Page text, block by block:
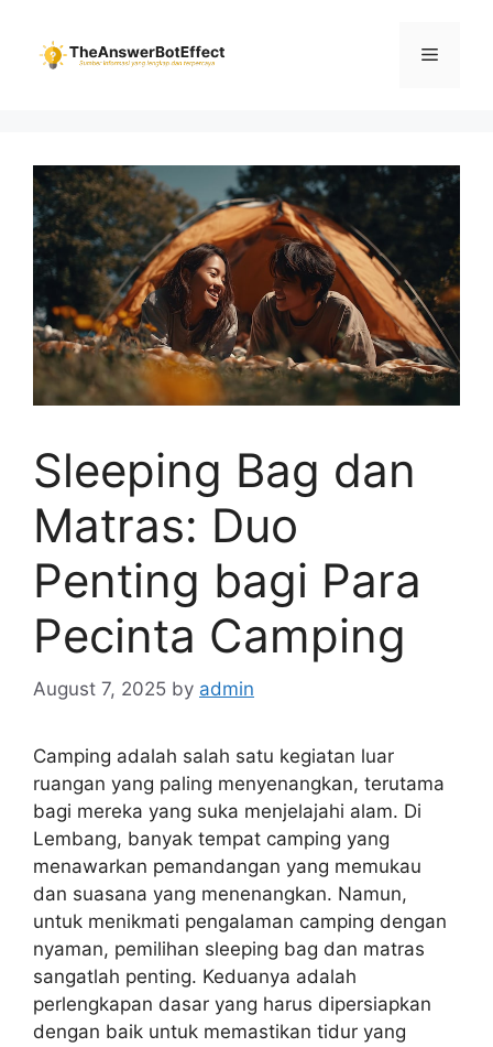
content
Menu
Sleeping Bag dan
Matras: Duo
Penting bagi Para
Pecinta Camping
August 7, 2025 by admin
Camping adalah salah satu kegiatan luar
ruangan yang paling menyenangkan, terutama
bagi mereka yang suka menjelajahi alam. Di
Lembang, banyak tempat camping yang
menawarkan pemandangan yang memukau
dan suasana yang menenangkan. Namun,
untuk menikmati pengalaman camping dengan
nyaman, pemilihan sleeping bag dan matras
sangatlah penting. Keduanya adalah
perlengkapan dasar yang harus dipersiapkan
dengan baik untuk memastikan tidur yang